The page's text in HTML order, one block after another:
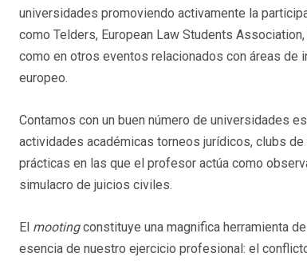
universidades promoviendo activamente la
como Telders, European Law Students
como en otros eventos relacionados con áreas de
europeo.
Contamos con un buen número de universidades
actividades académicas torneos jurídicos, clubs
prácticas en las que el profesor actúa como
simulacro de juicios civiles.
El mootingconstituye una magnifica herramienta
esencia de nuestro ejercicio profesional: el